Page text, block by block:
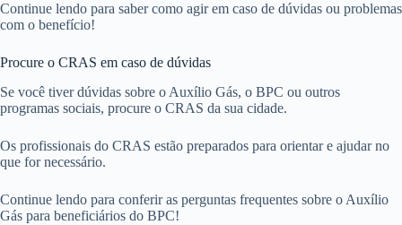
Continue lendo para saber como agir em caso de dúvidas ou problemas
com o benefício!
Procure o CRAS em caso de dúvidas
Se você tiver dúvidas sobre o Auxílio Gás, o BPC ou outros
programas sociais, procure o CRAS da sua cidade.
Os profissionais do CRAS estão preparados para orientar e ajudar no
que for necessário.
Continue lendo para conferir as perguntas frequentes sobre o Auxílio
Gás para beneficiários do BPC!